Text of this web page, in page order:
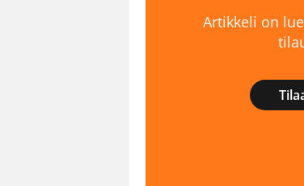
Artikkeli on